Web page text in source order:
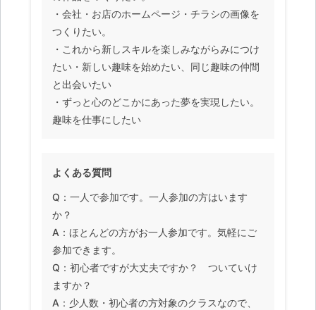
・会社・お店のホームページ・チラシの画像を
つくりたい。
・これから新しスキルを楽しみながらみにつけ
たい・新しい趣味を始めたい、同じ趣味の仲間
と出会いたい
・ずっと心のどこかにあった夢を実現したい。
趣味を仕事にしたい
よくある質問
Q：一人で参加です。一人参加の方はいます
か？
A：ほとんどの方がお一人参加です。気軽にご
参加できます。
Q：初心者ですが大丈夫ですか？ ついていけ
ますか？
A：少人数・初心者の方対象のクラスなので、